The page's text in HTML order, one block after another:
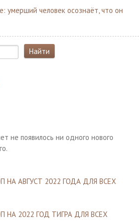
умерший человек осознаёт, что он
не появилось ни одного нового
НА АВГУСТ 2022 ГОДА ДЛЯ ВСЕХ
НА 2022 ГОД ТИГРА ДЛЯ ВСЕХ